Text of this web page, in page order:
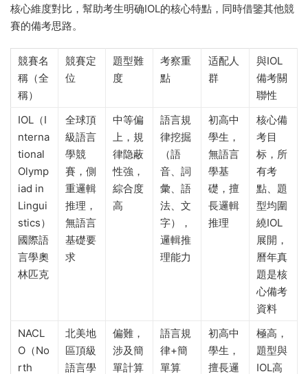
核心維度對比，幫助考生明确IOL的核心特點，同時借鑒其他競
賽的備考思路。
競賽名
稱（全
稱）
競賽定
位
題型難
度
考察重
點
适配人
群
與IOL
備考關
聯性
IOL（I
nterna
tional
Olymp
iad in
Lingui
stics）
國際語
言學奧
林匹克
全球頂
級語言
學競
賽，側
重邏輯
推理，
無語言
基礎要
求
中等偏
上，規
律隐蔽
性強，
綜合度
高
語言規
律挖掘
（語
音、詞
彙、語
法、文
字），
邏輯推
理能力
初高中
學生，
無語言
學基
礎，擅
長邏輯
推理
核心備
考目
标，所
有考
點、題
型均圍
繞IOL
展開，
曆年真
題是核
心備考
資料
NACL
O（No
rth
北美地
區頂級
語言學
偏難，
涉及簡
單計算
語言規
律+簡
單算
初高中
學生，
擅長邏
極高，
題型與
IOL高